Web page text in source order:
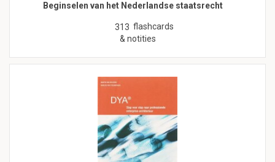
Beginselen van het Nederlandse staatsrecht
313 flashcards
& notities